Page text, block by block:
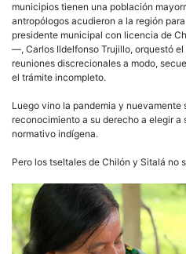
municipios tienen una población
antropólogos acudieron a la región
presidente municipal con licencia de
—, Carlos Ildelfonso Trujillo, orquestó
reuniones discrecionales a modo,
el trámite incompleto.
Luego vino la pandemia y
reconocimiento a su derecho a elegir a
normativo indígena.
Pero los tseltales de Chilón y Sitalá no